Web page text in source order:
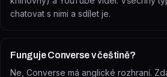
chatovat s nimi a sdílet je.
Funguje Converse v češtině?
Ne, Converse má anglické rozhraní.